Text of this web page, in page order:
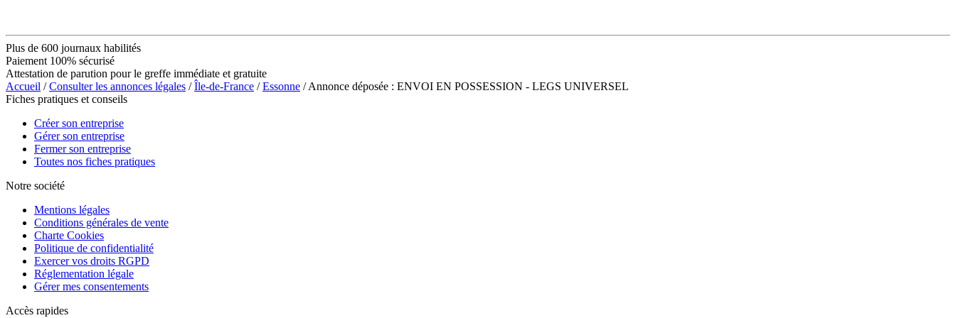
Plus de 600 journaux habilités
Paiement 100% sécurisé
Attestation de parution pour le greffe immédiate et gratuite
Accueil /Consulter les annonces légales /Île-de-France /Essonne / Annonce déposée : ENVOI EN POSSESSION - LEGS UNIVERSEL
Fiches pratiques et conseils
Créer son entreprise
Gérer son entreprise
Fermer son entreprise
Toutes nos fiches pratiques
Notre société
Mentions légales
Conditions générales de vente
Charte Cookies
Politique de confidentialité
Exercer vos droits RGPD
Réglementation légale
Gérer mes consentements
Accès rapides